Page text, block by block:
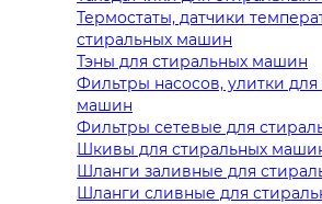
Термостаты, датчики
стиральных машин
Тэны для стиральных машин
Фильтры насосов, улитки для
машин
Фильтры сетевые для
Шкивы для стиральных
Шланги заливные для
Шланги сливные для